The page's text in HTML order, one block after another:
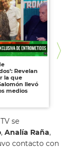
Revelan
la que
llevó
medios
se
, Analía Raña,
contacto con